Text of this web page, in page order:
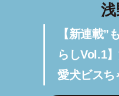
【新連載”
らしVol.1
愛犬ビスち